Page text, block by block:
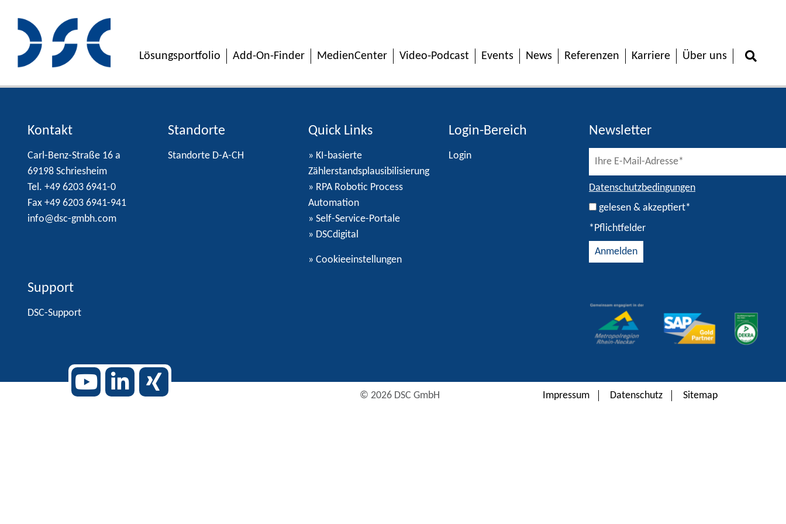
Lösungsportfolio Add-On-Finder MedienCenter Video-Podcast Events News Referenzen Karriere Über uns
Kontakt
Carl-Benz-Straße 16 a
69198 Schriesheim
Tel. +49 6203 6941-0
Fax +49 6203 6941-941
info@dsc-gmbh.com
Standorte
Standorte D-A-CH
Quick Links
» KI-basierte
Zählerstandsplausibilisierung
» RPA Robotic Process
Automation
» Self-Service-Portale
» DSCdigital
» Cookieeinstellungen
Login-Bereich
Login
Newsletter
Datenschutzbedingungen
gelesen & akzeptiert*
*Pflichtfelder
Support
DSC-Support
© 2026 DSC GmbH Impressum Datenschutz Sitemap